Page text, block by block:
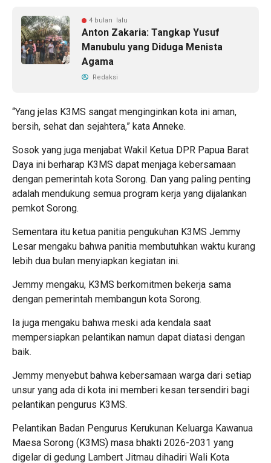
4 bulan lalu
Anton Zakaria: Tangkap Yusuf
Manubulu yang Diduga Menista
Agama
Redaksi
“Yang jelas K3MS sangat menginginkan kota ini aman,
bersih, sehat dan sejahtera,” kata Anneke.
Sosok yang juga menjabat Wakil Ketua DPR Papua Barat
Daya ini berharap K3MS dapat menjaga kebersamaan
dengan pemerintah kota Sorong. Dan yang paling penting
adalah mendukung semua program kerja yang dijalankan
pemkot Sorong.
Sementara itu ketua panitia pengukuhan K3MS Jemmy
Lesar mengaku bahwa panitia membutuhkan waktu kurang
lebih dua bulan menyiapkan kegiatan ini.
Jemmy mengaku, K3MS berkomitmen bekerja sama
dengan pemerintah membangun kota Sorong.
Ia juga mengaku bahwa meski ada kendala saat
mempersiapkan pelantikan namun dapat diatasi dengan
baik.
Jemmy menyebut bahwa kebersamaan warga dari setiap
unsur yang ada di kota ini memberi kesan tersendiri bagi
pelantikan pengurus K3MS.
Pelantikan Badan Pengurus Kerukunan Keluarga Kawanua
Maesa Sorong (K3MS) masa bhakti 2026-2031 yang
digelar di gedung Lambert Jitmau dihadiri Wali Kota